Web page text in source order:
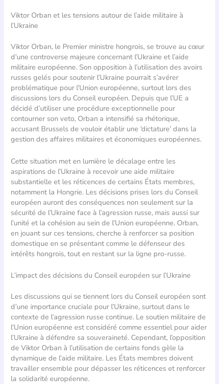
Viktor Orban et les tensions autour de l’aide militaire à
l’Ukraine
Viktor Orban, le Premier ministre hongrois, se trouve au cœur
d’une controverse majeure concernant l’Ukraine et l’aide
militaire européenne. Son opposition à l’utilisation des avoirs
russes gelés pour soutenir l’Ukraine pourrait s’avérer
problématique pour l’Union européenne, surtout lors des
discussions lors du Conseil européen. Depuis que l’UE a
décidé d’utiliser une procédure exceptionnelle pour
contourner son veto, Orban a intensifié sa rhétorique,
accusant Brussels de vouloir établir une ‘dictature’ dans la
gestion des affaires militaires et économiques européennes.
Cette situation met en lumière le décalage entre les
aspirations de l’Ukraine à recevoir une aide militaire
substantielle et les réticences de certains États membres,
notamment la Hongrie. Les décisions prises lors du Conseil
européen auront des conséquences non seulement sur la
sécurité de l’Ukraine face à l’agression russe, mais aussi sur
l’unité et la cohésion au sein de l’Union européenne. Orban,
en jouant sur ces tensions, cherche à renforcer sa position
domestique en se présentant comme le défenseur des
intérêts hongrois, tout en restant sur la ligne pro-russe.
L’impact des décisions du Conseil européen sur l’Ukraine
Les discussions qui se tiennent lors du Conseil européen sont
d’une importance cruciale pour l’Ukraine, surtout dans le
contexte de l’agression russe continue. Le soutien militaire de
l’Union européenne est considéré comme essentiel pour aider
l’Ukraine à défendre sa souveraineté. Cependant, l’opposition
de Viktor Orban à l’utilisation de certains fonds gèle la
dynamique de l’aide militaire. Les États membres doivent
travailler ensemble pour dépasser les réticences et renforcer
la solidarité européenne.